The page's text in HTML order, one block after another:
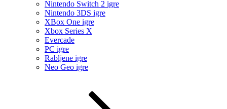
Nintendo Switch 2 igre
Nintendo 3DS igre
XBox One igre
Xbox Series X
Evercade
PC igre
Rabljene igre
Neo Geo igre